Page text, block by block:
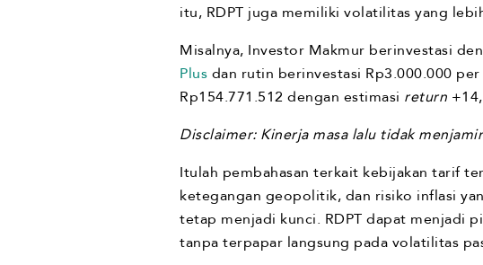
itu, RDPT juga memiliki volatilitas yang
Misalnya, Investor Makmur berinvestasi
Plus dan rutin berinvestasi Rp3.000.000
Rp154.771.512 dengan estimasi return
Disclaimer: Kinerja masa lalu tidak
Itulah pembahasan terkait kebijakan tarif
ketegangan geopolitik, dan risiko inflasi
tetap menjadi kunci. RDPT dapat menjadi
tanpa terpapar langsung pada volatilitas